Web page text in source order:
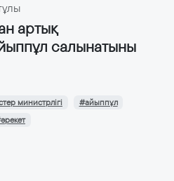
артық
салынатыны
министрлігі
#айыппұл